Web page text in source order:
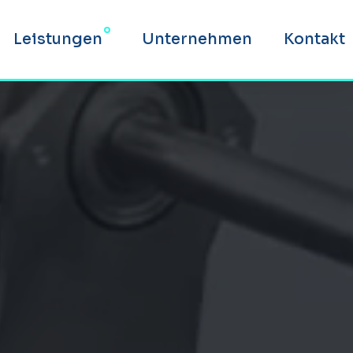
Leistungen Unternehmen Kontakt